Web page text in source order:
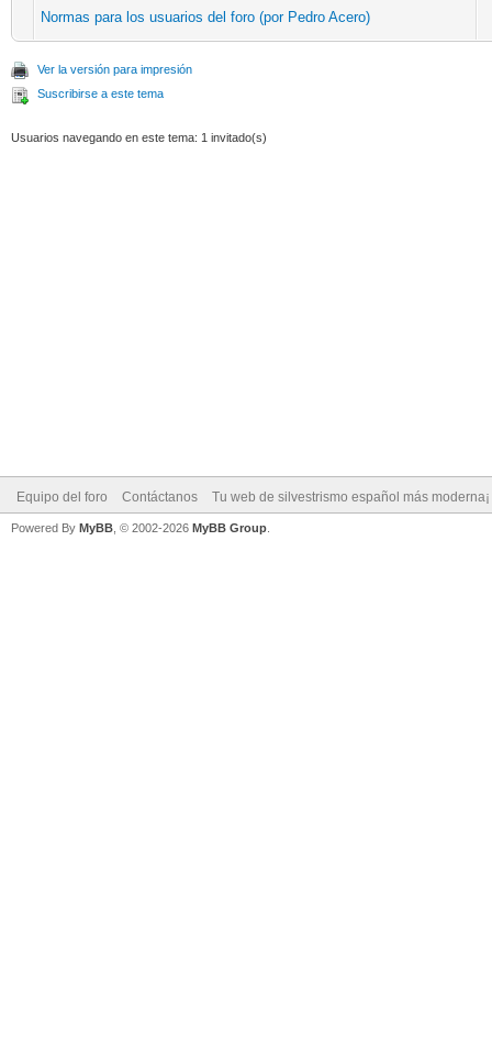
Normas para los usuarios del foro (por Pedro Acero)
Ver la versión para impresión
Suscribirse a este tema
Usuarios navegando en este tema: 1 invitado(s)
Equipo del foro Contáctanos Tu web de silvestrismo español más moderna¡
Powered By MyBB , © 2002-2026 MyBB Group